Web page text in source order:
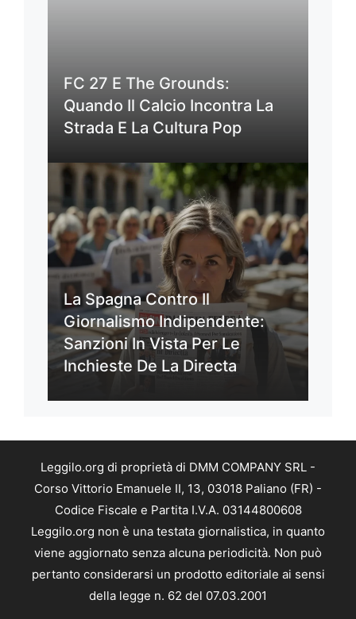
FC 27 E The Grounds:
Quando Il Calcio Incontra La
Strada E La Cultura Pop
La Spagna Contro Il
Giornalismo Indipendente:
Sanzioni In Vista Per Le
Inchieste De La Directa
Leggilo.org di proprietà di DMM COMPANY SRL -
Corso Vittorio Emanuele II, 13, 03018 Paliano (FR) -
Codice Fiscale e Partita I.V.A. 03144800608
Leggilo.org non è una testata giornalistica, in quanto
viene aggiornato senza alcuna periodicità. Non può
pertanto considerarsi un prodotto editoriale ai sensi
della legge n. 62 del 07.03.2001